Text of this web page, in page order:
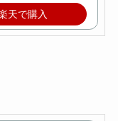
天で購入